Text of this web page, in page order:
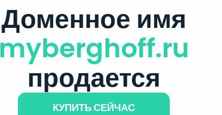
Доменное имя
myberghoff.ru
продается
КУПИТЬ СЕЙЧАС